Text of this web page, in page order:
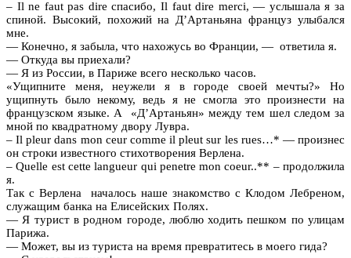
– Il ne faut pas dire спасибо, Il faut dire merci, — услышала я за
спиной. Высокий, похожий на Д’Артаньяна француз улыбался
мне.
— Конечно, я забыла, что нахожусь во Франции, — ответила я.
— Откуда вы приехали?
— Я из России, в Париже всего несколько часов.
«Ущипните меня, неужели я в городе своей мечты?» Но
ущипнуть было некому, ведь я не смогла это произнести на
французском языке. А «Д’Артаньян» между тем шел следом за
мной по квадратному двору Лувра.
– Il pleur dans mon ceur comme il pleut sur les rues…* — произнес
он строки известного стихотворения Верлена.
– Quelle est cette langueur qui penetre mon сoeur..** – продолжила
я.
Так с Верлена началось наше знакомство с Клодом Лебреном,
служащим банка на Елисейских Полях.
— Я турист в родном городе, люблю ходить пешком по улицам
Парижа.
— Может, вы из туриста на время превратитесь в моего гида?